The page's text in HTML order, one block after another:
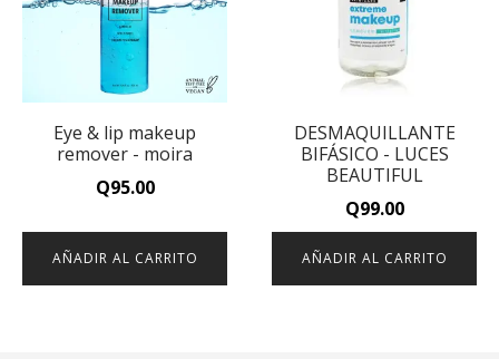
Eye & lip makeup
remover - moira
Q95.00
AÑADIR AL CARRITO
DESMAQUILLANTE
BIFÁSICO - LUCES
BEAUTIFUL
Q99.00
AÑADIR AL CARRITO